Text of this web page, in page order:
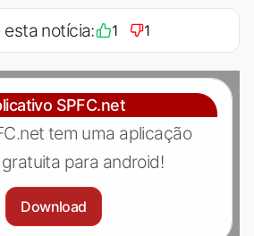
esta notícia: 1 1
SPFC.net
tem uma aplicação
gratuita para android!
Download